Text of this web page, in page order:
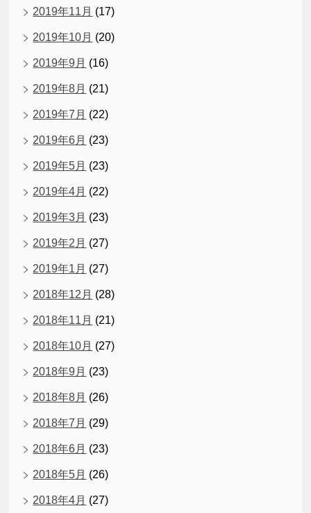
2019年11月 (17)
2019年10月 (20)
2019年9月 (16)
2019年8月 (21)
2019年7月 (22)
2019年6月 (23)
2019年5月 (23)
2019年4月 (22)
2019年3月 (23)
2019年2月 (27)
2019年1月 (27)
2018年12月 (28)
2018年11月 (21)
2018年10月 (27)
2018年9月 (23)
2018年8月 (26)
2018年7月 (29)
2018年6月 (23)
2018年5月 (26)
2018年4月 (27)